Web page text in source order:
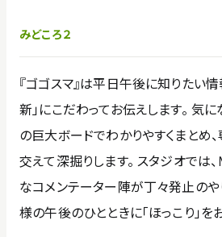
みどころ２
『ゴゴスマ』は平日午後に知りたい情
新」にこだわってお伝えします。 気
の巨大ボードでわかりやすくまとめ
交えて深掘りします。 スタジオでは
なコメンテーター陣が丁々発止のや
様の午後のひとときに「ほっこり」を